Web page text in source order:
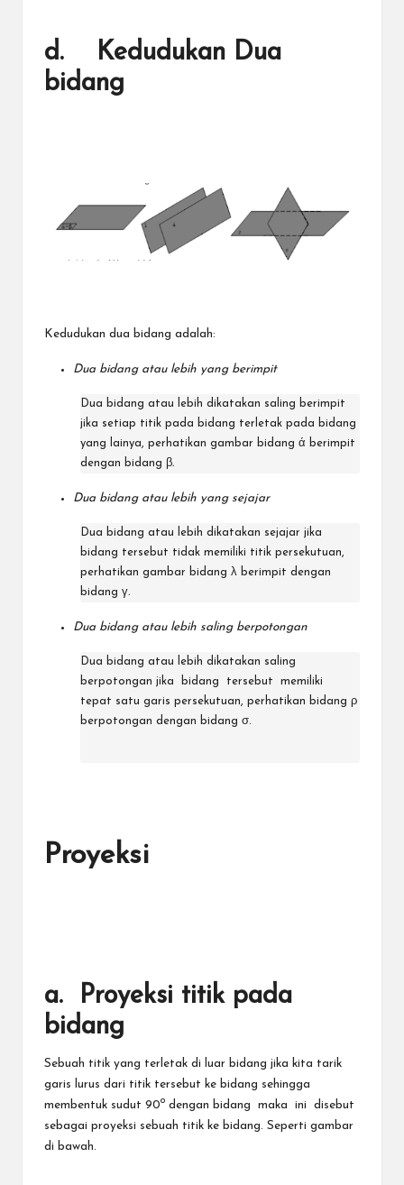
d. Kedudukan Dua
bidang
Kedudukan dua bidang adalah:
Dua bidang atau lebih yang berimpit
Dua bidang atau lebih dikatakan saling berimpit
jika setiap titik pada bidang terletak pada bidang
yang lainya, perhatikan gambar bidang ά berimpit
dengan bidang β.
Dua bidang atau lebih yang sejajar
Dua bidang atau lebih dikatakan sejajar jika
bidang tersebut tidak memiliki titik persekutuan,
perhatikan gambar bidang λ berimpit dengan
bidang γ.
Dua bidang atau lebih saling berpotongan
Dua bidang atau lebih dikatakan saling
berpotongan jika bidang tersebut memiliki
tepat satu garis persekutuan, perhatikan bidang ρ
berpotongan dengan bidang σ.
Proyeksi
a. Proyeksi titik pada
bidang
Sebuah titik yang terletak di luar bidang jika kita tarik
garis lurus dari titik tersebut ke bidang sehingga
membentuk sudut 90o dengan bidang maka ini disebut
sebagai proyeksi sebuah titik ke bidang. Seperti gambar
di bawah.